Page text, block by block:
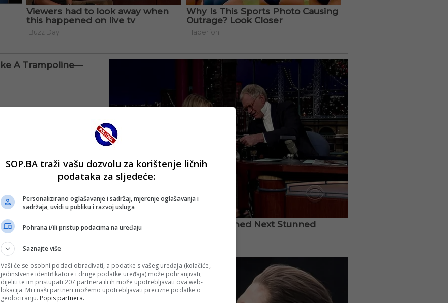
SOP.BA traži vašu dozvolu za korištenje ličnih
podataka za sljedeće:
Personalizirano oglašavanje i sadržaj, mjerenje oglašavanja i
sadržaja, uvidi u publiku i razvoj usluga
Pohrana i/ili pristup podacima na uređaju
Saznajte više
Vaši će se osobni podaci obrađivati, a podatke s vašeg uređaja (kolačiće,
jedinstvene identifikatore i druge podatke uređaja) može pohranjivati,
dijeliti te im pristupati 207 partnera ili ih može upotrebljavati ova web-
lokacija. Mi i naši partneri možemo upotrebljavati precizne podatke o
geolociranju. Popis partnera.